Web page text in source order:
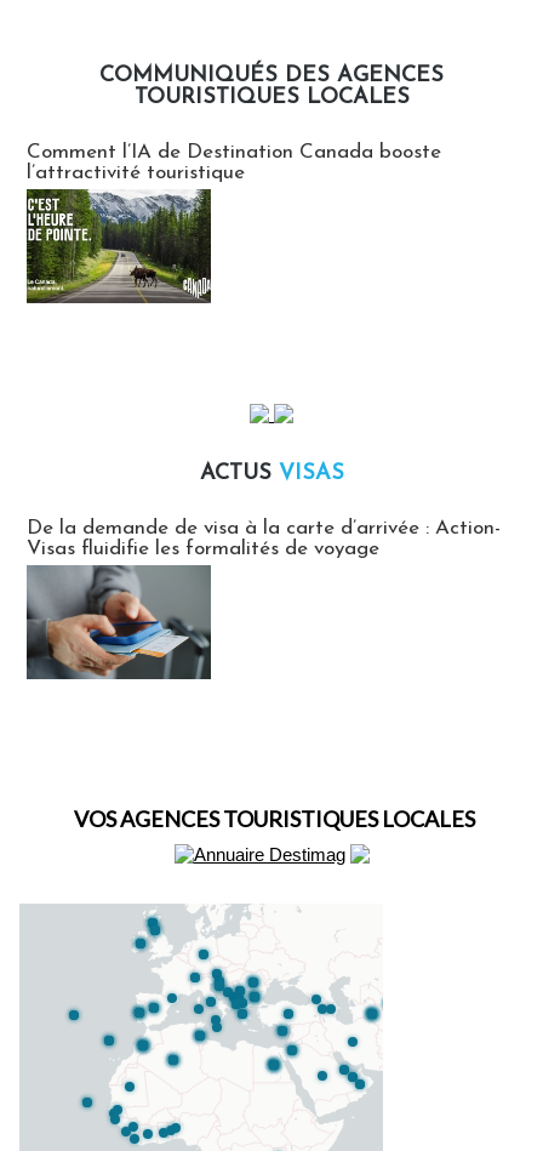
COMMUNIQUÉS DES AGENCES
TOURISTIQUES LOCALES
Comment l’IA de Destination Canada booste
l’attractivité touristique
ACTUS VISAS
De la demande de visa à la carte d’arrivée : Action-
Visas fluidifie les formalités de voyage
VOS AGENCES TOURISTIQUES LOCALES